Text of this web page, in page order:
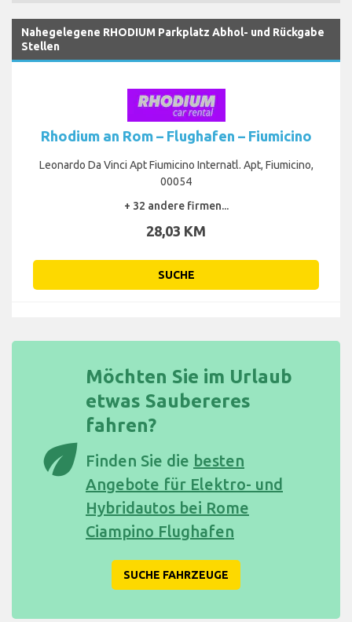
Nahegelegene RHODIUM Parkplatz Abhol- und Rückgabe
Stellen
Rhodium an Rom – Flughafen – Fiumicino
Leonardo Da Vinci Apt Fiumicino Internatl. Apt, Fiumicino,
00054
+ 32 andere firmen...
28,03 KM
SUCHE
eco
Möchten Sie im Urlaub
etwas Saubereres
fahren?
Finden Sie die besten
Angebote für Elektro- und
Hybridautos bei Rome
Ciampino Flughafen
SUCHE FAHRZEUGE